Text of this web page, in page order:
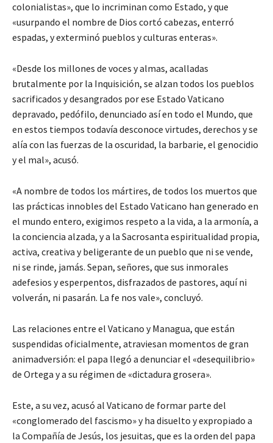
colonialistas», que lo incriminan como Estado, y que
«usurpando el nombre de Dios cortó cabezas, enterró
espadas, y exterminó pueblos y culturas enteras».
«Desde los millones de voces y almas, acalladas
brutalmente por la Inquisición, se alzan todos los pueblos
sacrificados y desangrados por ese Estado Vaticano
depravado, pedófilo, denunciado así en todo el Mundo, que
en estos tiempos todavía desconoce virtudes, derechos y se
alía con las fuerzas de la oscuridad, la barbarie, el genocidio
y el mal», acusó.
«A nombre de todos los mártires, de todos los muertos que
las prácticas innobles del Estado Vaticano han generado en
el mundo entero, exigimos respeto a la vida, a la armonía, a
la conciencia alzada, y a la Sacrosanta espiritualidad propia,
activa, creativa y beligerante de un pueblo que ni se vende,
ni se rinde, jamás. Sepan, señores, que sus inmorales
adefesios y esperpentos, disfrazados de pastores, aquí ni
volverán, ni pasarán. La fe nos vale», concluyó.
Las relaciones entre el Vaticano y Managua, que están
suspendidas oficialmente, atraviesan momentos de gran
animadversión: el papa llegó a denunciar el «desequilibrio»
de Ortega y a su régimen de «dictadura grosera».
Este, a su vez, acusó al Vaticano de formar parte del
«conglomerado del fascismo» y ha disuelto y expropiado a
la Compañía de Jesús, los jesuitas, que es la orden del papa